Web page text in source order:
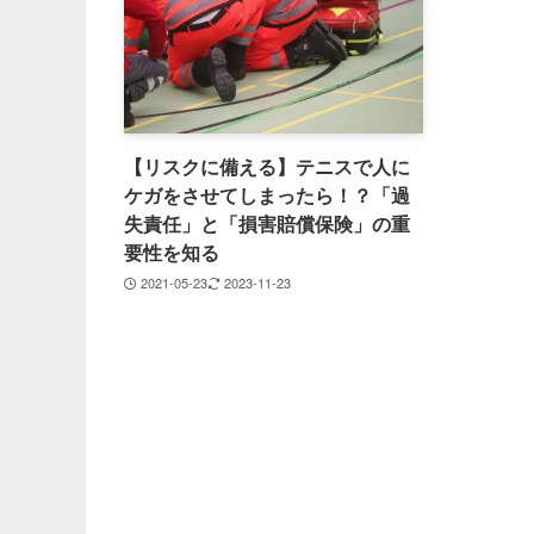
【リスクに備える】テニスで人に
ケガをさせてしまったら！？「過
失責任」と「損害賠償保険」の重
要性を知る
2021-05-23 2023-11-23